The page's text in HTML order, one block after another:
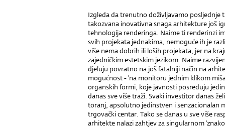
Izgleda da trenutno doživljavamo posljednje
takozvana inovativna snaga arhitekture još
tehnologija renderinga. Naime ti renderinzi
svih projekata jednakima, nemoguće ih je
više nema dobrih ili loših projekata, jer na
zajedničkim estetskim jezikom. Naime
djeluju povratno na još fatalniji način na
mogućnost - 'na monitoru jednim klikom
organskih formi, koje javnosti posreduju
danas sve više traži. Svaki investitor danas
toranj, apsolutno jedinstven i senzacionalan
trgovački centar. Tako se danas u sve više
arhitekte nalazi zahtjev za singularnom